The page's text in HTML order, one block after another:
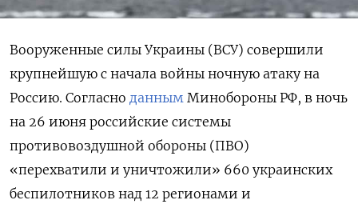
Вооруженные силы Украины (ВСУ) совершили
крупнейшую с начала войны ночную атаку на
Россию. Согласно данным Минобороны РФ, в ночь
на 26 июня российские системы
противовоздушной обороны (ПВО)
«перехватили и уничтожили» 660 украинских
беспилотников над 12 регионами и